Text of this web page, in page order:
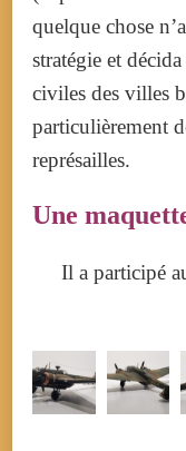
quelque chose
stratégie et
civiles des villes
particulièrement
représailles.
Une
Il a participé